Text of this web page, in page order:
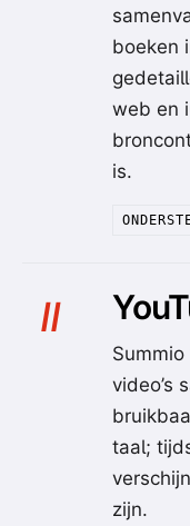
boeken
web en
is.
II
video’s
taal;
zijn.